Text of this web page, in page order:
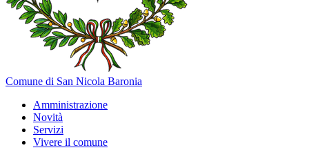
Comune di San Nicola Baronia
Amministrazione
Novità
Servizi
Vivere il comune